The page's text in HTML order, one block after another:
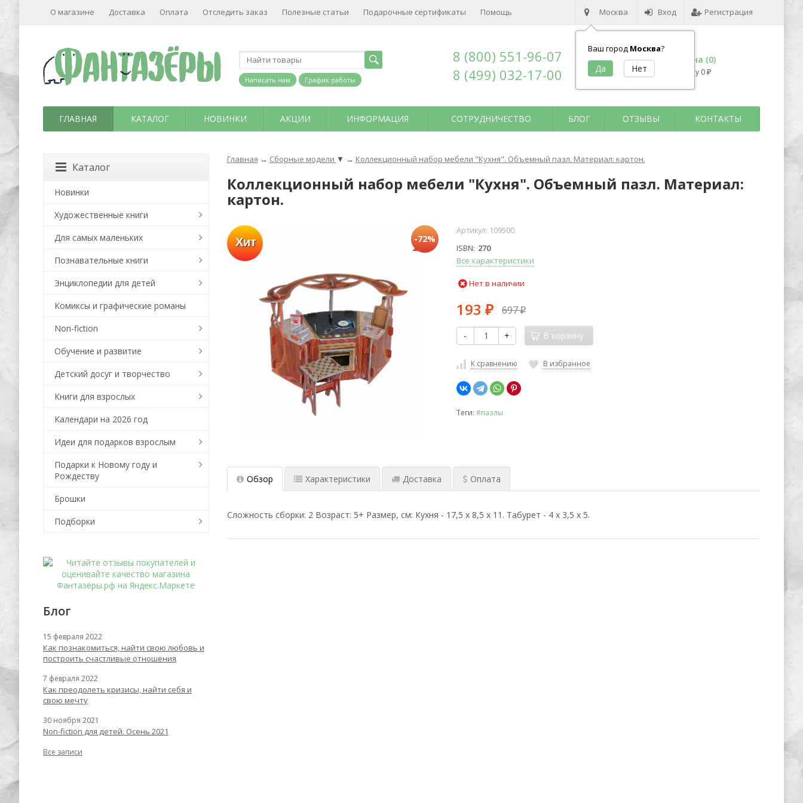
Москва
Ваш город Москва?
Вход Регистрация
О магазине Доставка Оплата Отследить заказ Полезные статьи Подарочные сертификаты Помощь
Написать нам График работы
8 (800) 551-96-07
8 (499) 032-17-00
Корзина (0)
на сумму 0 ₽
ГЛАВНАЯ КАТАЛОГ НОВИНКИ АКЦИИ ИНФОРМАЦИЯ СОТРУДНИЧЕСТВО БЛОГ ОТЗЫВЫ КОНТАКТЫ
Главная → Сборные модели ▼ → Коллекционный набор мебели "Кухня". Объемный пазл. Материал: картон.
Коллекционный набор мебели "Кухня". Объемный пазл. Материал:
картон.
Хит -72%
Артикул: 109500
ISBN 270
Все характеристики
Нет в наличии
193 ₽ 697₽
- + В корзину
К сравнению В избранное
Теги: #пазлы
Обзор Характеристики Доставка Оплата
Сложность сборки: 2 Возраст: 5+ Размер, см: Кухня - 17,5 х 8,5 х 11. Табурет - 4 х 3,5 х 5.
Каталог
Новинки
Художественные книги
Для самых маленьких
Познавательные книги
Энциклопедии для детей
Комиксы и графические романы
Non-fiction
Обучение и развитие
Детский досуг и творчество
Книги для взрослых
Календари на 2026 год
Идеи для подарков взрослым
Подарки к Новому году и
Рождеству
Брошки
Подборки
Блог
15 февраля 2022
Как познакомиться, найти свою любовь и
построить счастливые отношения
7 февраля 2022
Как преодолеть кризисы, найти себя и
свою мечту
30 ноября 2021
Non-fiction для детей. Осень 2021
Все записи